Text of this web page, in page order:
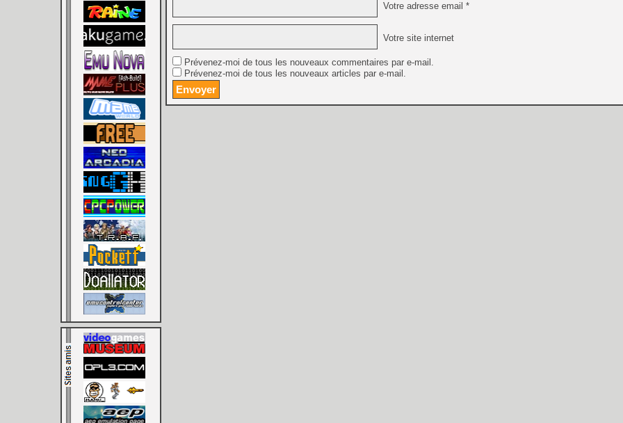
[LS] [PS5] Premiers
Votre adresse email *
Votre site internet
Prévenez-moi de tous les nouveaux commentaires par e-mail.
Prévenez-moi de tous les nouveaux articles par e-mail.